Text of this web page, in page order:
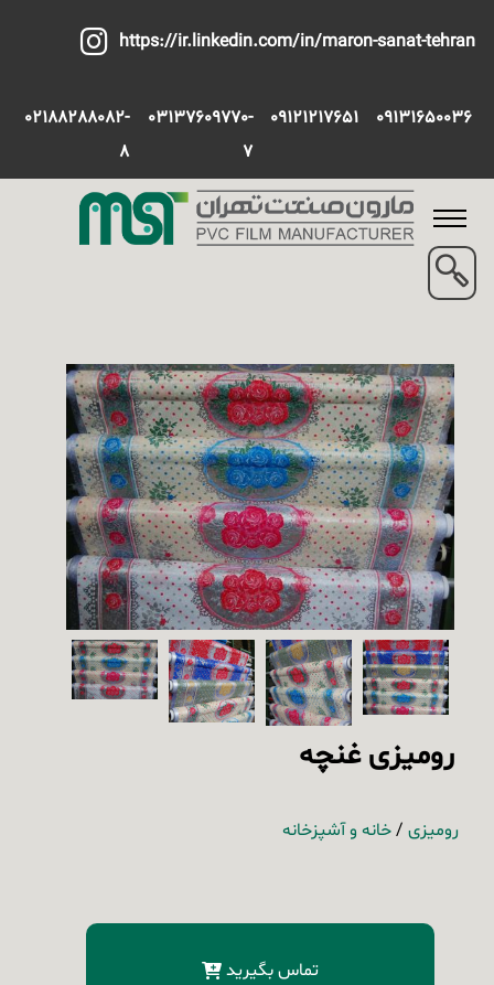
https://ir.linkedin.com/in/maron-sanat-tehran
09131650036
09121217651
03137609770-
7
02188288082-
8
رومیزی غنچه
رومیزی /خانه و آشپزخانه
تماس بگیرید